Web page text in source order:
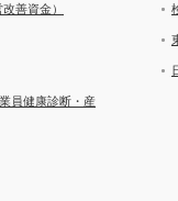
善資金）
員健康診断・産